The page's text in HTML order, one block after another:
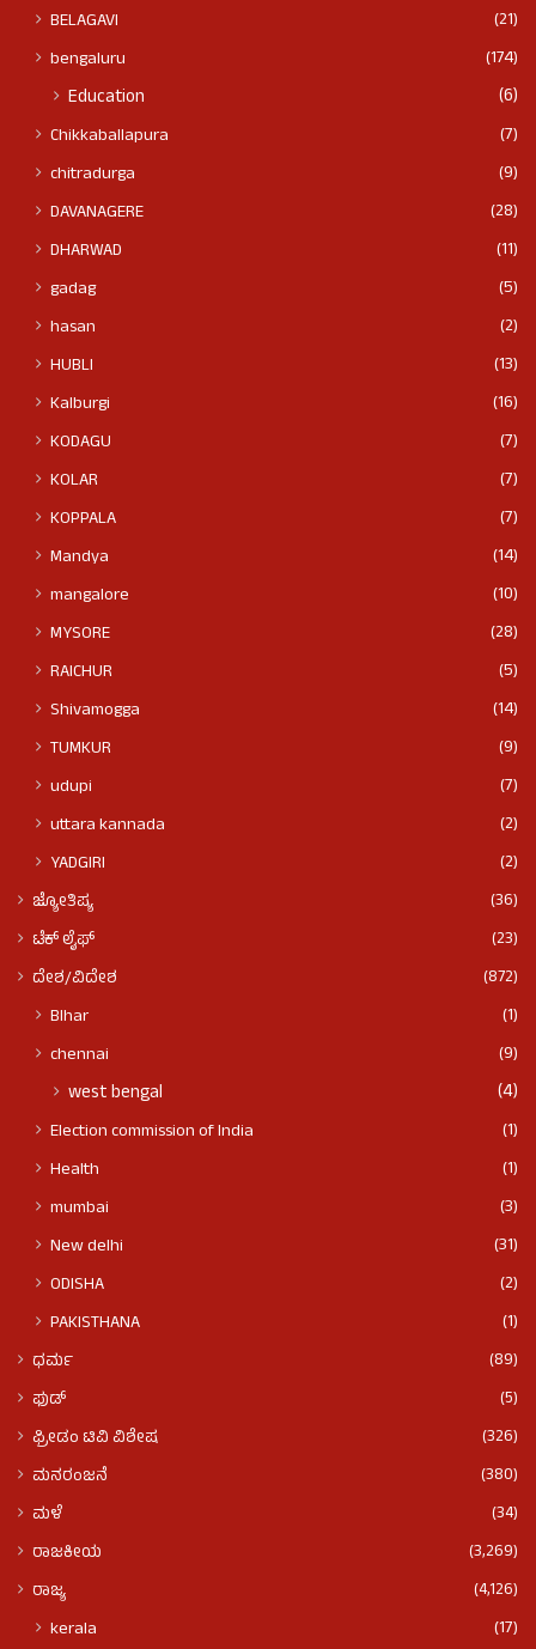
BELAGAVI
(21)
bengaluru
(174)
Education (6)
Chikkaballapura
(7)
chitradurga
(9)
DAVANAGERE
(28)
DHARWAD
(11)
gadag
(5)
hasan
(2)
HUBLI
(13)
Kalburgi
(16)
KODAGU
(7)
KOLAR
(7)
KOPPALA
(7)
Mandya
(14)
mangalore
(10)
MYSORE
(28)
RAICHUR
(5)
Shivamogga
(14)
TUMKUR
(9)
udupi
(7)
uttara kannada
(2)
YADGIRI
(2)
ಜ್ಯೋತಿಷ್ಯ
(36)
ಟೆಕ್ ಲೈಫ್
(23)
ದೇಶ/ವಿದೇಶ
(872)
BIhar
(1)
chennai
(9)
west bengal (4)
Election commission of India
(1)
Health
(1)
mumbai
(3)
New delhi
(31)
ODISHA
(2)
PAKISTHANA
(1)
ಧರ್ಮ
(89)
ಫುಡ್​​
(5)
ಫ್ರೀಡಂ ಟಿವಿ ವಿಶೇಷ
(326)
ಮನರಂಜನೆ
(380)
ಮಳೆ
(34)
ರಾಜಕೀಯ
(3,269)
ರಾಜ್ಯ
(4,126)
kerala (17)